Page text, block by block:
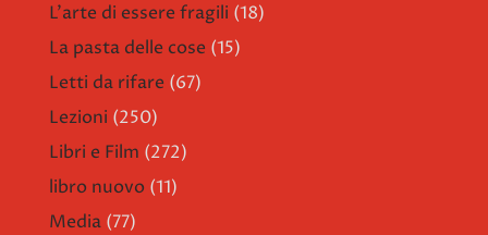
L'arte di essere fragili (18)
La pasta delle cose (15)
Letti da rifare (67)
Lezioni (250)
Libri e Film (272)
libro nuovo (11)
Media (77)